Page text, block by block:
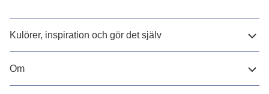
Kulörer, inspiration och gör det själv
Om